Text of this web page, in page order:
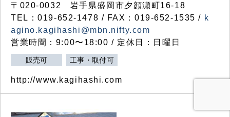
〒020-0032 岩手県盛岡市夕顔瀬町16-18
TEL：019-652-1478 / FAX：019-652-1535 / k
agino.kagihashi@mbn.nifty.com
営業時間：9:00〜18:00 / 定休日：日曜日
販売可 工事・取付可
http://www.kagihashi.com